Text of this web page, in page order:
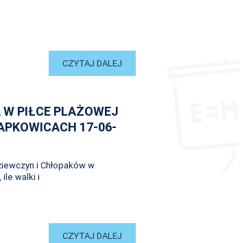
CZYTAJ DALEJ
PIŁCE PLAŻOWEJ
17-06-
i Chłopaków w
ile walki i
CZYTAJ DALEJ